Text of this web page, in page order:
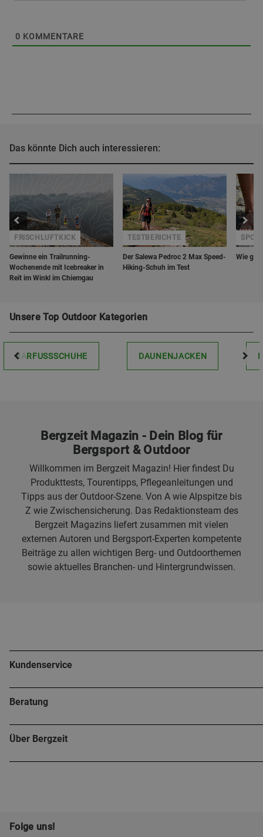
0 KOMMENTARE
Das könnte Dich auch interessieren:
Gewinne ein Trailrunning-
Wochenende mit Icebreaker in
Reit im Winkl im Chiemgau
FRISCHLUFTKICK
Der Salewa Pedroc 2 Max Speed-
Hiking-Schuh im Test
TESTBERICHTE
Wie
Unsere Top Outdoor Kategorien
BARFUSSSCHUHE DAUNENJACKEN
Bergzeit Magazin - Dein Blog für
Bergsport & Outdoor
Willkommen im Bergzeit Magazin! Hier findest Du
Produkttests, Tourentipps, Pflegeanleitungen und
Tipps aus der Outdoor-Szene. Von A wie Alpspitze bis
Z wie Zwischensicherung. Das Redaktionsteam des
Bergzeit Magazins liefert zusammen mit vielen
externen Autoren und Bergsport-Experten kompetente
Beiträge zu allen wichtigen Berg- und Outdoorthemen
sowie aktuelles Branchen- und Hintergrundwissen.
Kundenservice
Beratung
Über Bergzeit
Folge uns!